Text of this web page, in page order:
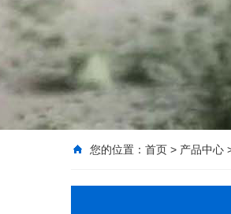
您的位置： 首页 > 产品中心